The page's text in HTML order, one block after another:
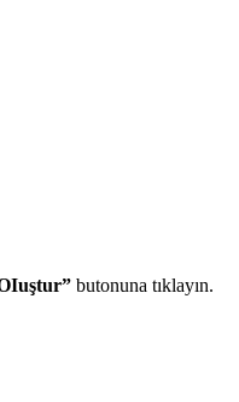
butonuna tıklayın.